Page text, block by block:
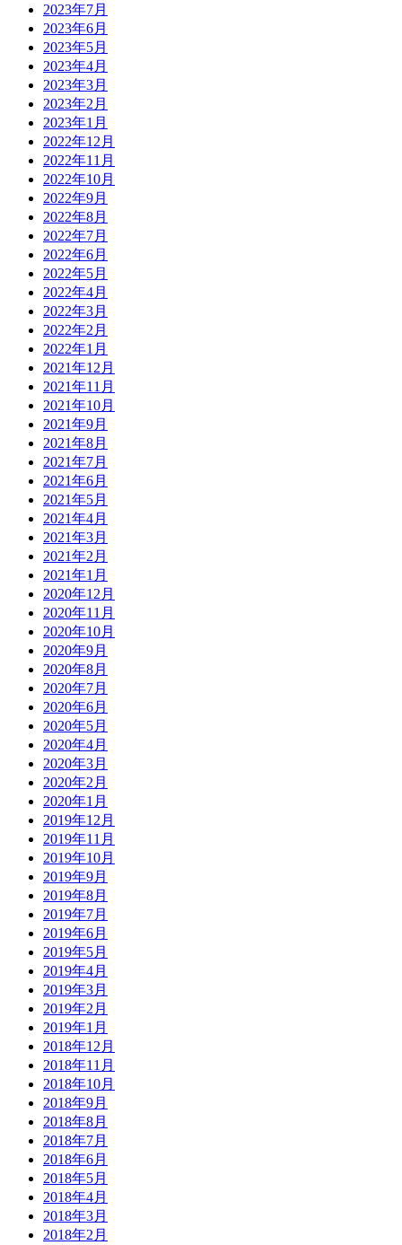
2023年7月
2023年6月
2023年5月
2023年4月
2023年3月
2023年2月
2023年1月
2022年12月
2022年11月
2022年10月
2022年9月
2022年8月
2022年7月
2022年6月
2022年5月
2022年4月
2022年3月
2022年2月
2022年1月
2021年12月
2021年11月
2021年10月
2021年9月
2021年8月
2021年7月
2021年6月
2021年5月
2021年4月
2021年3月
2021年2月
2021年1月
2020年12月
2020年11月
2020年10月
2020年9月
2020年8月
2020年7月
2020年6月
2020年5月
2020年4月
2020年3月
2020年2月
2020年1月
2019年12月
2019年11月
2019年10月
2019年9月
2019年8月
2019年7月
2019年6月
2019年5月
2019年4月
2019年3月
2019年2月
2019年1月
2018年12月
2018年11月
2018年10月
2018年9月
2018年8月
2018年7月
2018年6月
2018年5月
2018年4月
2018年3月
2018年2月